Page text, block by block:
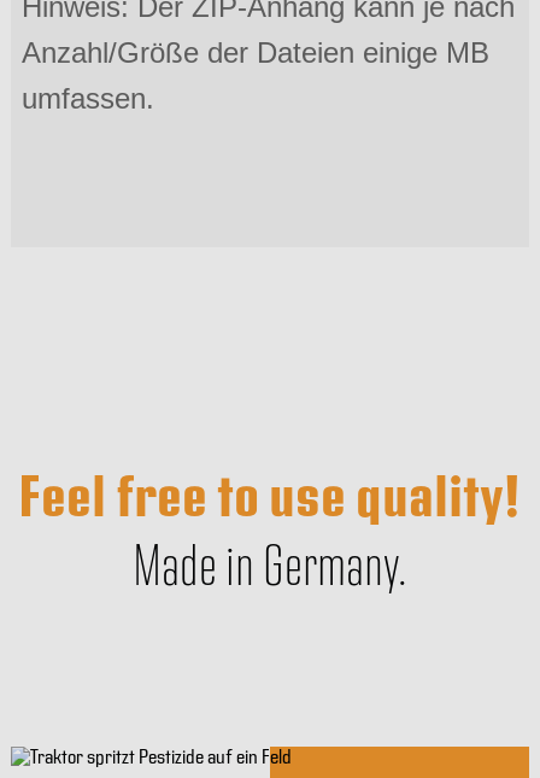
Hinweis: Der ZIP-Anhang kann je nach
Anzahl/Größe der Dateien einige MB
umfassen.
Feel free to use quality!
Made in Germany.